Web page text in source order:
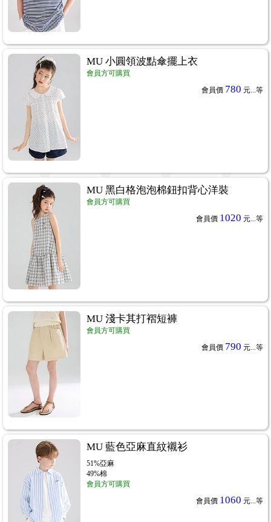
MU 小圓領波點傘擺上衣
會員方可購買
會員價 780 元...等
MU 黑白格泡泡棉鈕扣背心洋裝
會員方可購買
會員價 1020 元...等
MU 淺卡其打褶短褲
會員方可購買
會員價 790 元... 等
MU 藍色亞麻直紋襯衫
51%亞麻
49%棉
會員方可購買
會員價 1060 元...等